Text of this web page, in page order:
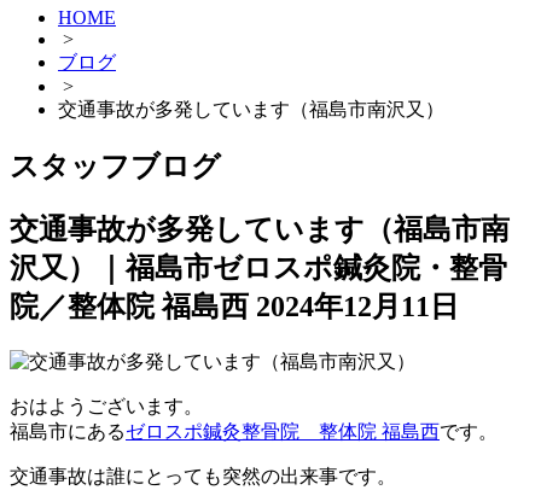
HOME
>
ブログ
>
交通事故が多発しています（福島市南沢又）
スタッフブログ
交通事故が多発しています（福島市南
沢又）｜福島市ゼロスポ鍼灸院・整骨
院／整体院 福島西 2024年12月11日
おはようございます。
福島市にあるゼロスポ鍼灸整骨院 整体院 福島西です。
交通事故は誰にとっても突然の出来事です。